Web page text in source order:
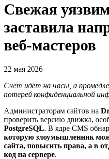
Свежая
заставила
веб-мастеров
22 мая 2026
Счёт идёт на часы, а
потерей конфиденциальной
Администраторам сайтов на
проверить версию движка,
PostgreSQL. В ядре CMS
которую злоумышленник
сайта, повысить права, а в
код на сервере.